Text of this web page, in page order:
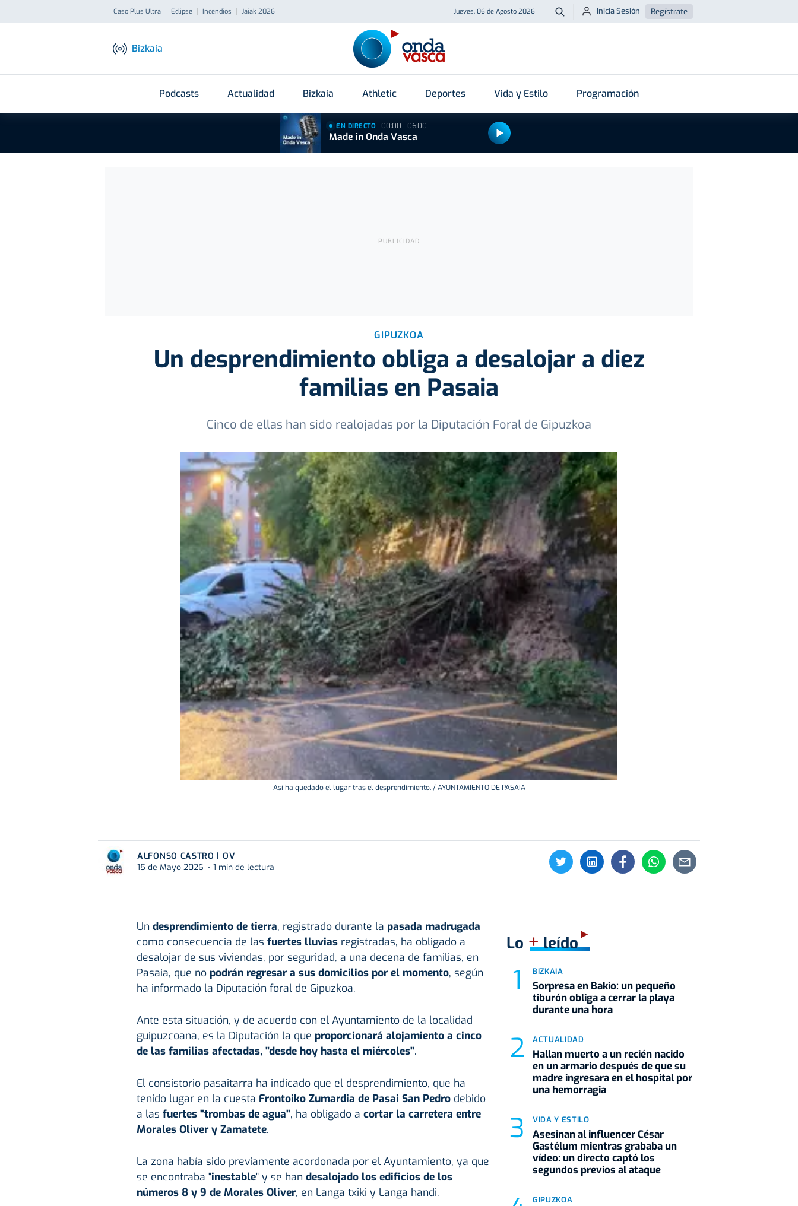
Caso Plus Ultra Eclipse Incendios Jaiak 2026 Jueves, 06 de Agosto 2026 Buscar
Inicia Sesión Regístrate
Bizkaia
Podcasts Actualidad Bizkaia Athletic Deportes Vida y Estilo Programación
EN DIRECTO 00:00 - 06:00
Made in Onda Vasca
GIPUZKOA
Un desprendimiento obliga a desalojar a diez
familias en Pasaia
Cinco de ellas han sido realojadas por la Diputación Foral de Gipuzkoa
Así ha quedado el lugar tras el desprendimiento. / AYUNTAMIENTO DE PASAIA
ALFONSO CASTRO | OV
15 de Mayo 2026
1 min de lectura
Un desprendimiento de tierra, registrado durante la pasada madrugada
como consecuencia de las fuertes lluviasregistradas, ha obligado a
desalojar de sus viviendas, por seguridad, a una decena de familias, en
Pasaia, que no podrán regresar a sus domicilios por el momento, según
ha informado la Diputación foral de Gipuzkoa.
Ante esta situación, y de acuerdo con el Ayuntamiento de la localidad
guipuzcoana, es la Diputación la que proporcionará alojamiento a cinco
de las familias afectadas, "desde hoy hasta el miércoles".
El consistorio pasaitarra ha indicado que el desprendimiento, que ha
tenido lugar en la cuesta Frontoiko Zumardia de Pasai San Pedrodebido
a las fuertes "trombas de agua", ha obligado a cortar la carretera entre
Morales Oliver y Zamatete.
La zona había sido previamente acordonada por el Ayuntamiento, ya que
se encontraba "inestable" y se han desalojado los edificios de los
números 8 y 9 de Morales Oliver, en Langa txiki y Langa handi.
Lo +leído
BIZKAIA
Sorpresa en Bakio: un pequeño
tiburón obliga a cerrar la playa
durante una hora
ACTUALIDAD
Hallan muerto a un recién nacido
en un armario después de que su
madre ingresara en el hospital por
una hemorragia
VIDA Y ESTILO
Asesinan al influencer César
Gastélum mientras grababa un
vídeo: un directo captó los
segundos previos al ataque
GIPUZKOA